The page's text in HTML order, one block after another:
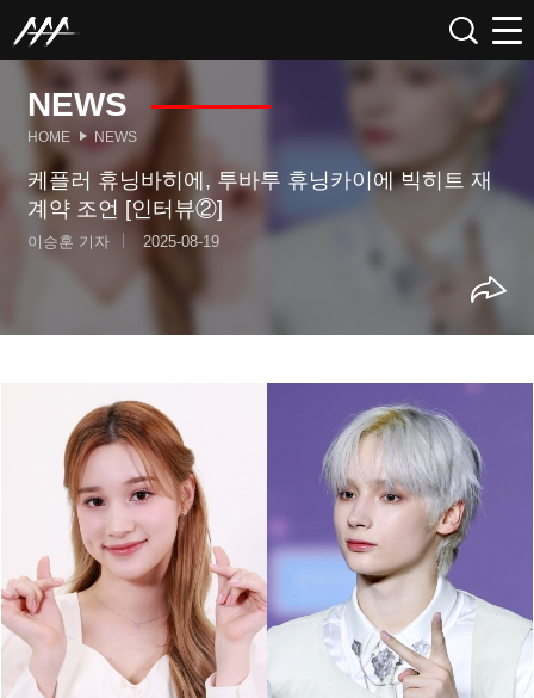
NEWS
HOME NEWS
케플러 휴닝바히에, 투바투 휴닝카이에 빅히트 재
계약 조언 [인터뷰②]
이승훈 기자 2025-08-19